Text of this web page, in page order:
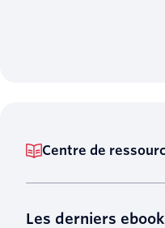
Centre de
Les derniers